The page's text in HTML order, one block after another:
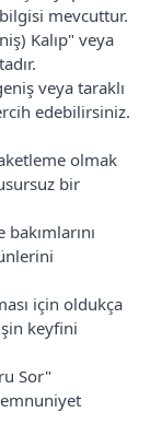
mevcuttur.
Kalıp" veya
veya taraklı
edebilirsiniz.
olmak
bir
bakımlarını
için oldukça
keyfini
Sor"